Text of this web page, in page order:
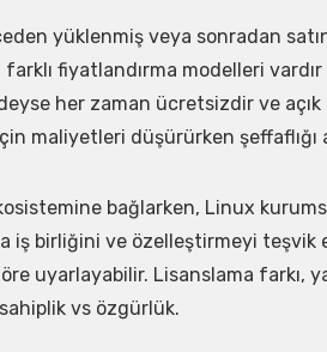
yüklenmiş veya sonradan
fiyatlandırma modelleri
her zaman ücretsizdir ve
maliyetleri düşürürken şeffaflığı
bağlarken, Linux
iş birliğini ve özelleştirmeyi teşvik
uyarlayabilir. Lisanslama farkı,
vs özgürlük.